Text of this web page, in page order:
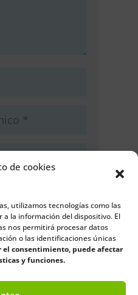
de cookies
utilizamos tecnologías como las
la información del dispositivo. El
nos permitirá procesar datos
o las identificaciones únicas
el consentimiento, puede afectar
y funciones.
correo
este navegador
comente.
comentario